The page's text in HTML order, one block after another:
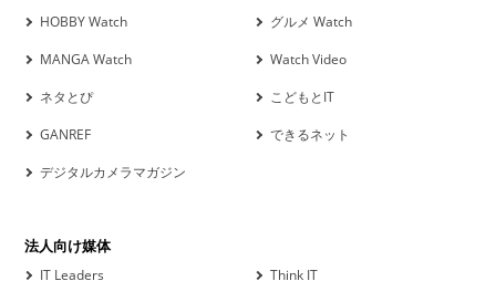
HOBBY Watch
グルメ Watch
MANGA Watch
Watch Video
ネタとぴ
こどもとIT
GANREF
できるネット
デジタルカメラマガジン
法人向け媒体
IT Leaders
Think IT